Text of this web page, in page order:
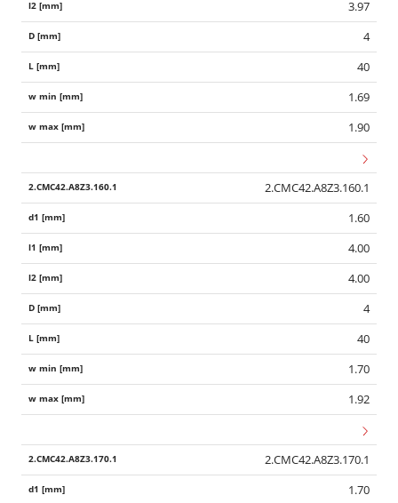
3.97
4
40
1.69
1.90
2.CMC42.A8Z3.160.1
1.60
4.00
4.00
4
40
1.70
1.92
2.CMC42.A8Z3.170.1
1.70